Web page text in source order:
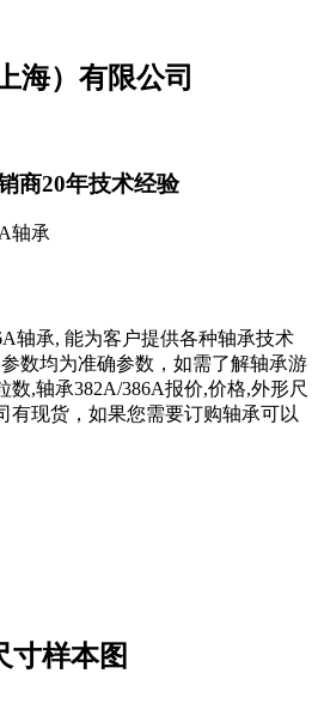
海）有限公司
商20年技术经验
轴承
轴承, 能为客户提供各种轴承技术
数均为准确参数，如需了解轴承游
数,轴承382A/386A报价,价格,外形尺
有现货，如果您需要订购轴承可以
寸样本图